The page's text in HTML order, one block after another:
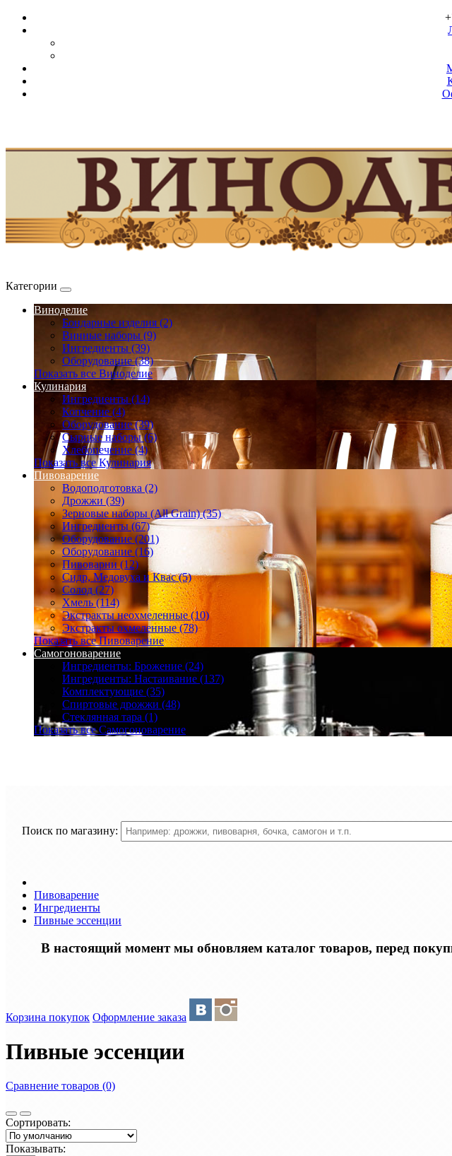
Категории
Виноделие
Бондарные изделия (2)
Винные наборы (9)
Ингредиенты (39)
Оборудование (38)
Показать все Виноделие
Кулинария
Ингредиенты (14)
Копчение (4)
Оборудование (39)
Сырные наборы (6)
Хлебопечение (4)
Показать все Кулинария
Пивоварение
Водоподготовка (2)
Дрожжи (39)
Зерновые наборы (All Grain) (35)
Ингредиенты (67)
Оборудование (201)
Оборудование (16)
Пивоварни (12)
Сидр, Медовуха и Квас (5)
Солод (27)
Хмель (114)
Экстракты неохмеленные (10)
Экстракты охмеленные (78)
Показать все Пивоварение
Самогоноварение
Ингредиенты: Брожение (24)
Ингредиенты: Настаивание (137)
Комплектующие (35)
Спиртовые дрожжи (48)
Стеклянная тара (1)
Показать все Самогоноварение
Поиск по магазину:
Пивоварение
Ингредиенты
Пивные эссенции
В настоящий момент мы обновляем каталог товаров, перед
Корзина покупок Оформление заказа
Пивные эссенции
Сравнение товаров (0)
Сортировать:
Показывать: